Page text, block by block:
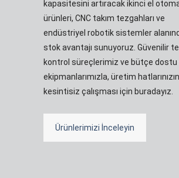
kapasitesini artıracak ikinci el
ürünleri, CNC takım tezgahları ve
endüstriyel robotik sistemler
stok avantajı sunuyoruz. Güvenilir
kontrol süreçlerimiz ve bütçe dostu
ekipmanlarımızla, üretim hatlarınızın
kesintisiz çalışması için buradayız.
Ürünlerimizi İnceleyin